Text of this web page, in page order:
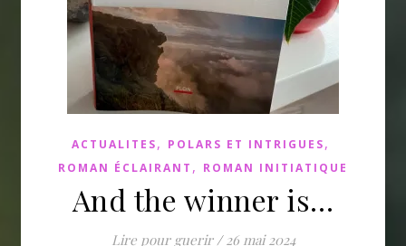
ACTUALITES, POLARS ET INTRIGUES,
ROMAN ÉCLAIRANT , ROMAN INITIATIQUE
And the winner is…
Lire pour guerir / 26 mai 2024